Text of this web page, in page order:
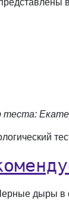
теста:
дыры в